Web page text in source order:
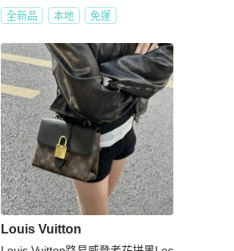
全新品 本地 免運
Louis Vuitton